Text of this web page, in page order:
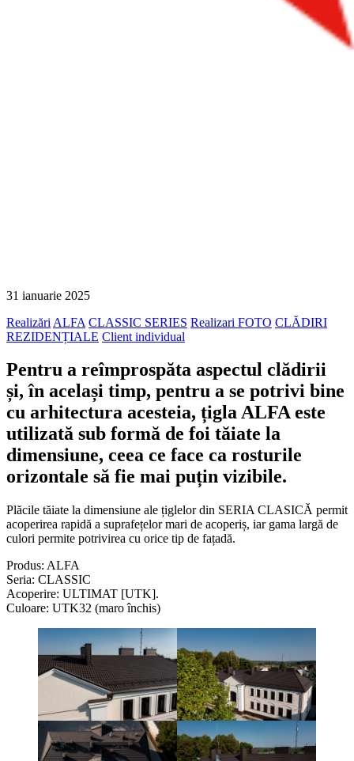
31 ianuarie 2025
Realizări ALFA CLASSIC SERIES Realizari FOTO CLĂDIRI
REZIDENȚIALE Client individual
Pentru a reîmprospăta aspectul clădirii
și, în același timp, pentru a se potrivi bine
cu arhitectura acesteia, țigla ALFA este
utilizată sub formă de foi tăiate la
dimensiune, ceea ce face ca rosturile
orizontale să fie mai puțin vizibile.
Plăcile tăiate la dimensiune ale țiglelor din SERIA CLASICĂ permit
acoperirea rapidă a suprafețelor mari de acoperiș, iar gama largă de
culori permite potrivirea cu orice tip de fațadă.
Produs: ALFA
Seria: CLASSIC
Acoperire: ULTIMAT [UTK].
Culoare: UTK32 (maro închis)